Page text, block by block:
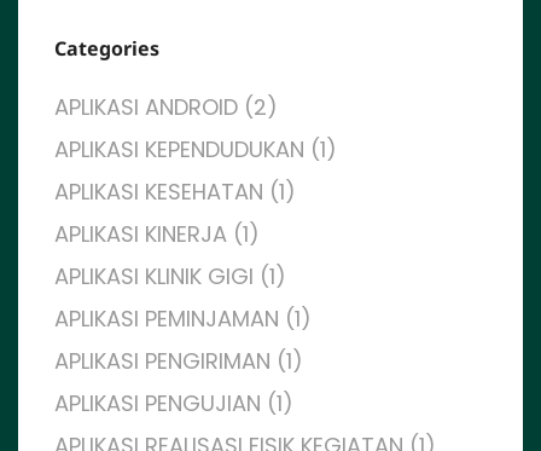
Categories
APLIKASI ANDROID (2)
APLIKASI KEPENDUDUKAN (1)
APLIKASI KESEHATAN (1)
APLIKASI KINERJA (1)
APLIKASI KLINIK GIGI (1)
APLIKASI PEMINJAMAN (1)
APLIKASI PENGIRIMAN (1)
APLIKASI PENGUJIAN (1)